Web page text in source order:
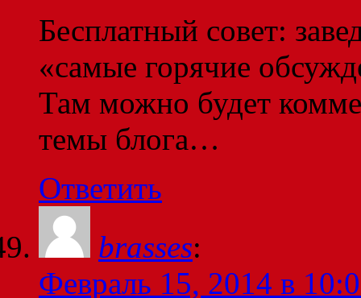
Бесплатный совет:
«самые горячие
Там можно будет
темы блога…
Ответить
brasses:
Февраль 15, 2014 в